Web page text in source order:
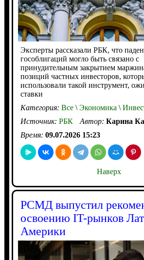
Эксперты рассказали РБК, что
гособлигаций могло быть связано с
принудительным закрытием
позиций частных инвесторов,
использовали такой инструмент,
ставки
Категория: Все\Экономика \
Источник: РБК Автор: Карина
Время: 09.07.2026 15:23
Наверх
РСМД выпустил
освоению IT-рынков
Америки